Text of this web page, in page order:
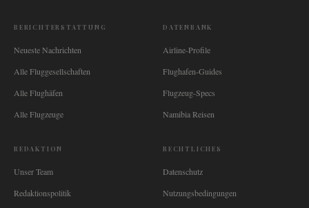
BERICHTERSTATTUNG
Neueste Nachrichten
Alle Fluggesellschaften
Alle Flughäfen
Alle Flugzeuge
DATENBANK
Airline-Profile
Flughafen-Guides
Flugzeug-Specs
Namibia Reisen
REDAKTION
Unser Team
Redaktionspolitik
RECHTLICHES
Datenschutz
Nutzungsbedingungen